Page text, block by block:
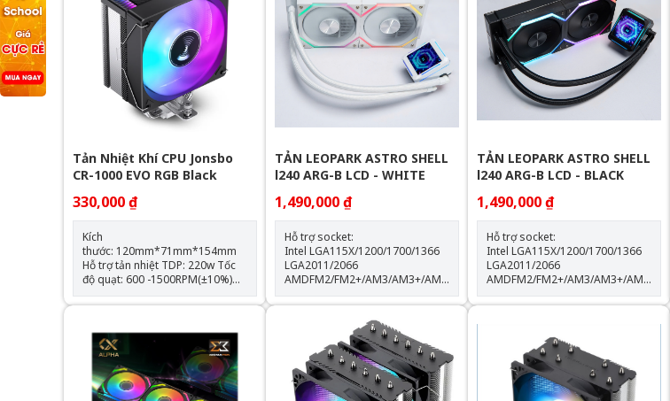
Tản Nhiệt Khí CPU Jonsbo
CR-1000 EVO RGB Black
330,000 ₫
Kích
thước: 120mm*71mm*154mm
Hỗ trợ tản nhiệt TDP: 220w Tốc
độ quạt: 600 -1500RPM(±10%)
Hỗ trợ Socket LGA 1700 & AM5
Trang bị 4 ống đồng dẫn nhiệt
TẢN LEOPARK ASTRO SHELL
l240 ARG-B LCD - WHITE
1,490,000 ₫
Hỗ trợ socket:
Intel LGA115X/1200/1700/1366
LGA2011/2066
AMDFM2/FM2+/AM3/AM3+/AM4/AM5
Thông số kỹ thuật: Kích thước
quạt: 120*120*25mm Tốc độ
quạt: 600-2000RPM +-10% Lưu
lượng gió: 64.3CFM Tuổi thọ
quạt: 40.000 giờ Độ ồn: 31.5dBA
Vòng bi: Hydraulic Tuổi thọ máy
bơm: 30.000 giờ độ ồn: 30dBA
tốc độ bơm: 2400 +- 10%
TẢN LEOPARK ASTRO SHELL
l240 ARG-B LCD - BLACK
1,490,000 ₫
Hỗ trợ socket:
Intel LGA115X/1200/1700/1366
LGA2011/2066
AMDFM2/FM2+/AM3/AM3+/AM4/AM5
Thông số kỹ thuật: Kích thước
quạt: 120*120*25mm Tốc độ
lượng gió: 64.3CFM Tuổi thọ
quạt: 40.000 giờ Độ ồn: 31.5dBA
Vòng bi: Hydraulic Tuổi thọ máy
bơm: 30.000 giờ độ ồn: 30dBA
tốc độ bơm: 2400 +- 10%